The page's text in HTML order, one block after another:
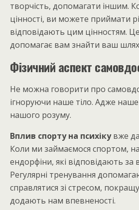
творчість, допомагати іншим.
цінності, ви можете приймати
відповідають цим цінностям.
допомагає вам знайти ваш
Фізичний аспект
Не можна говорити про
ігноруючи наше тіло. Адже
нашого розуму.
Вплив спорту на психікувже
Коли ми займаємося спортом,
ендорфіни, які відповідають за
Регулярні тренування
справлятися зі стресом,
додають нам впевненості.